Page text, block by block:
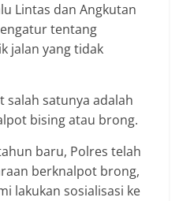
Lintas dan Angkutan
tentang
jalan yang tidak
satunya adalah
bising atau brong.
baru, Polres telah
berknalpot brong,
lakukan sosialisasi ke